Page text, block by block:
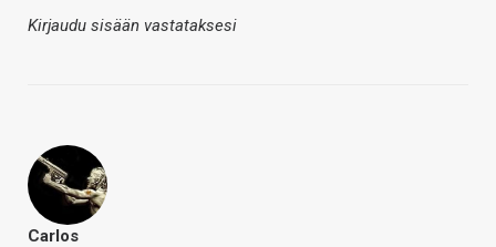
Kirjaudu sisään vastataksesi
Carlos